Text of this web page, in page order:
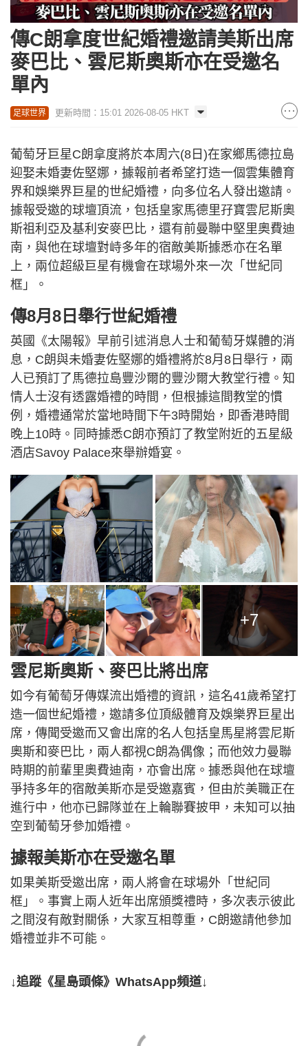
傳C朗拿度世紀婚禮邀請美斯出席
麥巴比、雲尼斯奧斯亦在受邀名
單內
足球世界 更新時間：15:01 2026-08-05 HKT
葡萄牙巨星C朗拿度將於本周六(8日)在家鄉馬德拉島
迎娶未婚妻佐堅娜，據報前者希望打造一個雲集體育
界和娛樂界巨星的世紀婚禮，向多位名人發出邀請。
據報受邀的球壇頂流，包括皇家馬德里孖寶雲尼斯奧
斯祖利亞及基利安麥巴比，還有前曼聯中堅里奧費迪
南，與他在球壇對峙多年的宿敵美斯據悉亦在名單
上，兩位超級巨星有機會在球場外來一次「世紀同
框」。
傳8月8日舉行世紀婚禮
英國《太陽報》早前引述消息人士和葡萄牙媒體的消
息，C朗與未婚妻佐堅娜的婚禮將於8月8日舉行，兩
人已預訂了馬德拉島豐沙爾的豐沙爾大教堂行禮。知
情人士沒有透露婚禮的時間，但根據這間教堂的慣
例，婚禮通常於當地時間下午3時開始，即香港時間
晚上10時。同時據悉C朗亦預訂了教堂附近的五星級
酒店Savoy Palace來舉辦婚宴。
+7
雲尼斯奧斯、麥巴比將出席
如今有葡萄牙傳媒流出婚禮的資訊，這名41歲希望打
造一個世紀婚禮，邀請多位頂級體育及娛樂界巨星出
席，傳聞受邀而又會出席的名人包括皇馬星將雲尼斯
奧斯和麥巴比，兩人都視C朗為偶像；而他效力曼聯
時期的前輩里奧費迪南，亦會出席。據悉與他在球壇
爭持多年的宿敵美斯亦是受邀嘉賓，但由於美職正在
進行中，他亦已歸隊並在上輪聯賽披甲，未知可以抽
空到葡萄牙參加婚禮。
據報美斯亦在受邀名單
如果美斯受邀出席，兩人將會在球場外「世紀同
框」。事實上兩人近年出席頒獎禮時，多次表示彼此
之間沒有敵對關係，大家互相尊重，C朗邀請他參加
婚禮並非不可能。
↓追蹤《星島頭條》WhatsApp頻道↓